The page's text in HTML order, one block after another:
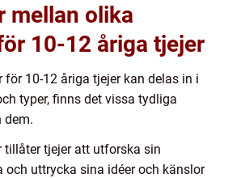
mellan olika
10-12 åriga tjejer
för 10-12 åriga tjejer kan delas in i
typer, finns det vissa tydliga
dem.
tillåter tjejer att utforska sin
och uttrycka sina idéer och känslor